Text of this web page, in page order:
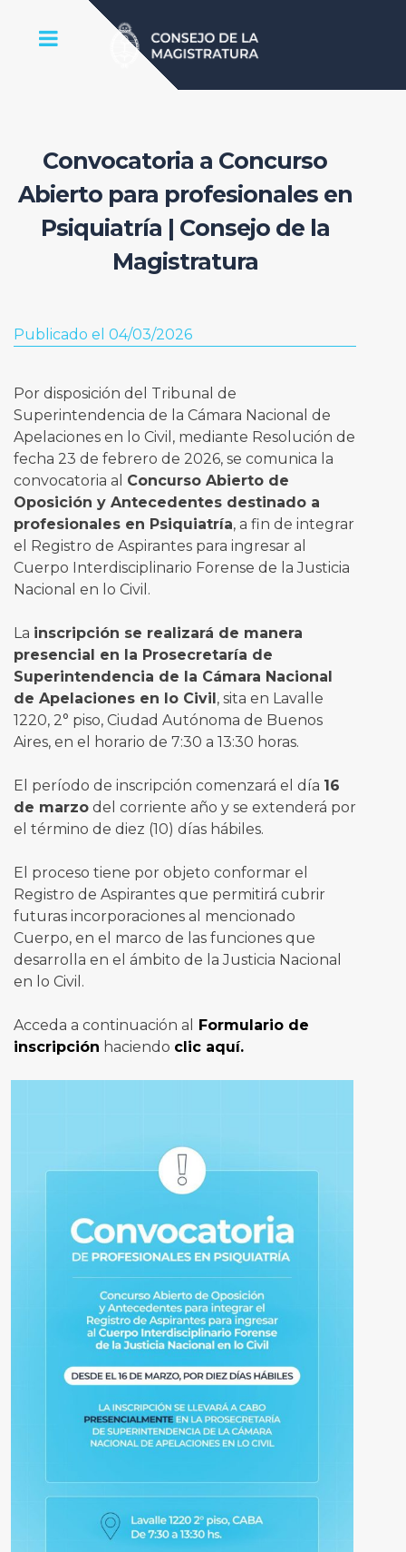
Convocatoria a Concurso
Abierto para profesionales en
Psiquiatría | Consejo de la
Magistratura
Publicado el 04/03/2026
Por disposición del Tribunal de
Superintendencia de la Cámara Nacional de
Apelaciones en lo Civil, mediante Resolución de
fecha 23 de febrero de 2026, se comunica la
convocatoria al Concurso Abierto de
Oposición y Antecedentes destinado a
profesionales en Psiquiatría, a fin de integrar
el Registro de Aspirantes para ingresar al
Cuerpo Interdisciplinario Forense de la Justicia
Nacional en lo Civil.
La inscripción se realizará de manera
presencial en la Prosecretaría de
Superintendencia de la Cámara Nacional
de Apelaciones en lo Civil , sita en Lavalle
1220, 2° piso, Ciudad Autónoma de Buenos
Aires, en el horario de 7:30 a 13:30 horas.
El período de inscripción comenzará el día 16
de marzodel corriente año y se extenderá por
el término de diez (10) días hábiles.
El proceso tiene por objeto conformar el
Registro de Aspirantes que permitirá cubrir
futuras incorporaciones al mencionado
Cuerpo, en el marco de las funciones que
desarrolla en el ámbito de la Justicia Nacional
en lo Civil.
Acceda a continuación al
Formulario de
inscripción haciendo clic aquí.